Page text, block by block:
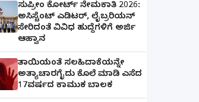
ಸುಪ್ರೀಂ ಕೋರ್ಟ್ ನೇಮಕಾತಿ 2026:
ಅಸಿಸ್ಟೆಂಟ್ ಎಡಿಟರ್, ಲೈಬ್ರರಿಯನ್
ಸೇರಿದಂತೆ ವಿವಿಧ ಹುದ್ದೆಗಳಿಗೆ ಅರ್ಜಿ
ಆಹ್ವಾನ
ತಾಯಿಯಂತೆ ಸಲಹಿದಾಕೆಯನ್ನೇ
ಅತ್ಯಾಚಾರಗೈದು ಕೊಲೆ ಮಾಡಿ ಎಸೆದ
17ವರ್ಷದ ಕಾಮುಕ ಬಾಲಕ